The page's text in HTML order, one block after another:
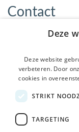
Contact
Deze
Deze website
verbeteren. Door
cookies in
STRIKT
TARGETING